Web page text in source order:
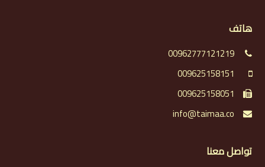
هاتف
00962777121219
009625158151
009625158051
info@taimaa.co
تواصل معنا